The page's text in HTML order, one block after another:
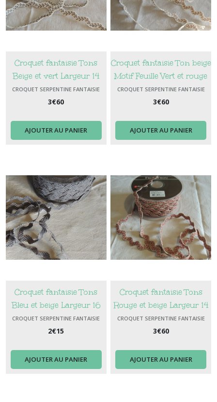
Croquet fantaisie Tons
Beige et vert Largeur 14
mm
CROQUET SERPENTINE FANTAISIE
3€60
AJOUTER AU PANIER
Croquet fantaisie Ton beige
Motif Feuille Vert et rouge
CROQUET SERPENTINE FANTAISIE
3€60
AJOUTER AU PANIER
Croquet fantaisie Tons
Bleu et beige Largeur 16
mm
CROQUET SERPENTINE FANTAISIE
2€15
AJOUTER AU PANIER
Croquet fantaisie Tons
Rouge et beige Largeur 14
mm
CROQUET SERPENTINE FANTAISIE
3€60
AJOUTER AU PANIER